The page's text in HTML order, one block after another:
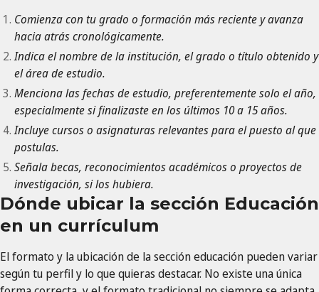
Comienza con tu grado o formación más reciente y avanza
hacia atrás cronológicamente.
Indica el nombre de la institución, el grado o título obtenido y
el área de estudio.
Menciona las fechas de estudio, preferentemente solo el año,
especialmente si finalizaste en los últimos 10 a 15 años.
Incluye cursos o asignaturas relevantes para el puesto al que
postulas.
Señala becas, reconocimientos académicos o proyectos de
investigación, si los hubiera.
Dónde ubicar la sección Educación
en un currículum
El formato y la ubicación de la sección educación pueden variar
según tu perfil y lo que quieras destacar. No existe una única